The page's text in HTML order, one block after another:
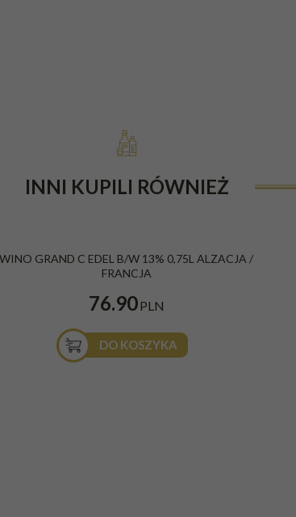
INNI KUPILI RÓWNIEŻ
WINO GRAND C EDEL B/W 13% 0,75L ALZACJA /
FRANCJA
76.90PLN
DO KOSZYKA